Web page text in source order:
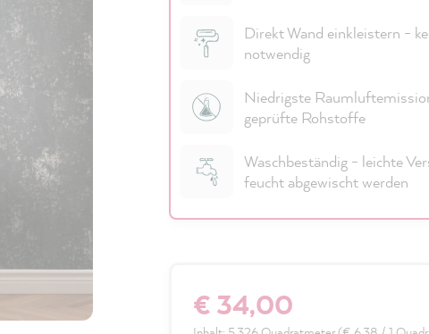
Direkt Wand einkleistern -
notwendig
Niedrigste
geprüfte Rohstoffe
Waschbeständig - leichte
feucht abgewischt werden
€ 34,00